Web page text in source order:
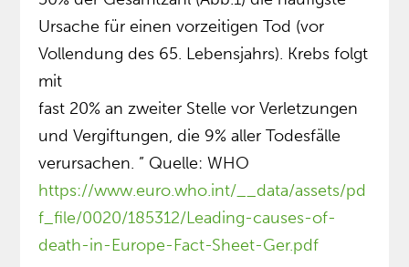
Ursache für einen vorzeitigen Tod (vor
Vollendung des 65. Lebensjahrs). Krebs folgt
mit
fast 20% an zweiter Stelle vor Verletzungen
und Vergiftungen, die 9% aller Todesfälle
verursachen. ” Quelle: WHO
https://www.euro.who.int/__data/assets/pd
f_file/0020/185312/Leading-causes-of-
death-in-Europe-Fact-Sheet-Ger.pdf